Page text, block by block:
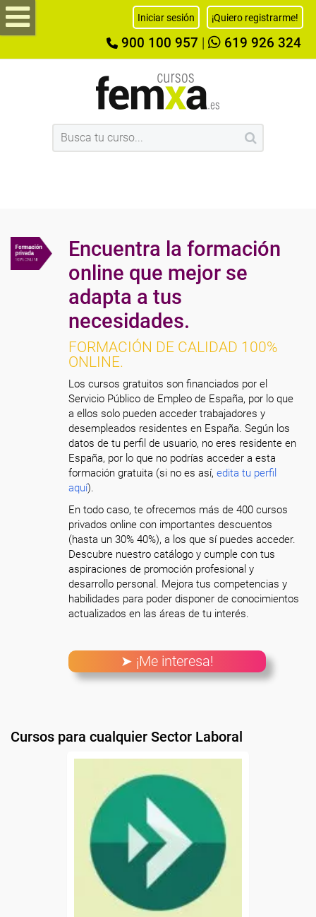
Iniciar sesión ¡Quiero registrarme!
900 100 957 619 926 324
Encuentra la formación
online que mejor se
adapta a tus
necesidades.
FORMACIÓN DE CALIDAD 100%
ONLINE.
Los cursos gratuitos son financiados por el
Servicio Público de Empleo de España, por lo que
a ellos solo pueden acceder trabajadores y
desempleados residentes en España. Según los
datos de tu perfil de usuario, no eres residente en
España, por lo que no podrías acceder a esta
formación gratuita (si no es así,edita tu perfil
aquí).
En todo caso, te ofrecemos más de 400 cursos
privados online con importantes descuentos
(hasta un 30% 40%), a los que sí puedes acceder.
Descubre nuestro catálogo y cumple con tus
aspiraciones de promoción profesional y
desarrollo personal. Mejora tus competencias y
habilidades para poder disponer de conocimientos
actualizados en las áreas de tu interés.
➤ ¡Me interesa!
Cursos para cualquier Sector Laboral